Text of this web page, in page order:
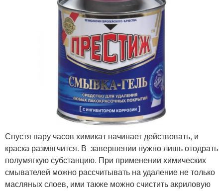
Спустя пару часов химикат начинает действовать, и
краска размягчится. В завершении нужно лишь отодрать
полумягкую субстанцию. При применении химических
смывателей можно рассчитывать на удаление не только
масляных слоев, ими также можно счистить акриловую